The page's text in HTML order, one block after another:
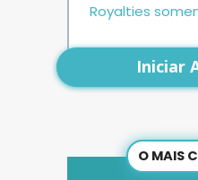
O MAIS
Iniciar
Royalties